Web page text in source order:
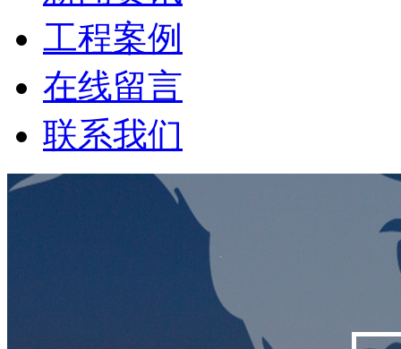
工程案例
在线留言
联系我们